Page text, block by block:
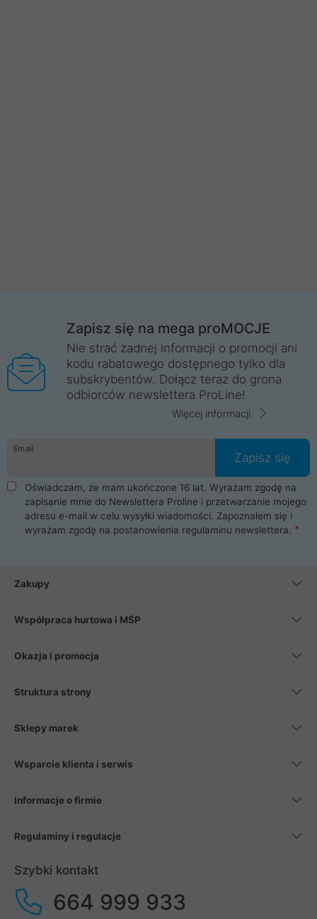
Zapisz się na mega proMOCJE
Nie strać żadnej informacji o promocji ani
kodu rabatowego dostępnego tylko dla
subskrybentów. Dołącz teraz do grona
odbiorców newslettera ProLine!
Więcej informacji
Email
Zapisz się
Oświadczam, że mam ukończone 16 lat. Wyrażam zgodę na
zapisanie mnie do Newslettera Proline i przetwarzanie mojego
adresu e-mail w celu wysyłki wiadomości. Zapoznałem się i
wyrażam zgodę na postanowienia regulaminu newslettera.
Zakupy
Współpraca hurtowa i MŚP
Okazja i promocja
Struktura strony
Sklepy marek
Wsparcie klienta i serwis
Informacje o firmie
Regulaminy i regulacje
Szybki kontakt
664 999 933